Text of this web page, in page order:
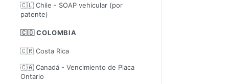
🇨🇱 Chile - SOAP vehicular (por
patente)
🇨🇴 COLOMBIA
🇨🇷 Costa Rica
🇨🇦 Canadá - Vencimiento de Placa
Ontario